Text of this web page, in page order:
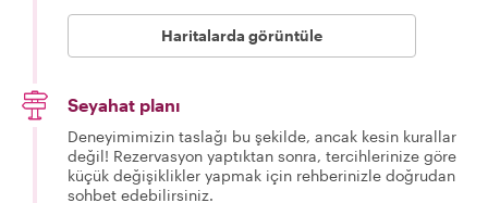
Haritalarda görüntüle
Seyahat planı
Deneyimimizin taslağı bu şekilde, ancak kesin kurallar
değil! Rezervasyon yaptıktan sonra, tercihlerinize göre
küçük değişiklikler yapmak için rehberinizle doğrudan
sohbet edebilirsiniz.